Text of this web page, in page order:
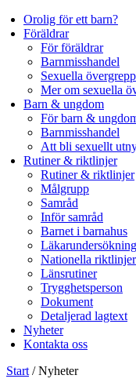
Orolig för ett barn?​
Föräldrar
För föräldrar
Barnmisshandel
Sexuella övergrepp
Mer om sexuella
Barn & ungdom
För barn &
Barnmisshandel
Att bli sexuellt
Rutiner & riktlinjer
Rutiner & riktlinjer
Målgrupp
Samråd
Inför samråd
Barnet i barnahus
Läkarundersökning
Nationella riktlinjer
Länsrutiner
Trygghetsperson
Dokument
Detaljerad lagtext
Nyheter
Kontakta oss
Start /Nyheter